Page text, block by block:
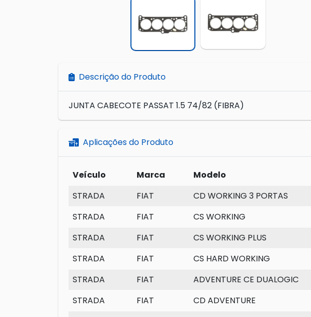
Descrição do Produto
JUNTA CABECOTE PASSAT 1.5 74/82 (FIBRA)
Aplicações do Produto
Veículo Marca Modelo
STRADA
FIAT CD WORKING 3 PORTAS
STRADA
FIAT CS WORKING
STRADA
FIAT CS WORKING PLUS
STRADA
FIAT CS HARD WORKING
STRADA
FIAT ADVENTURE CE DUALOGIC
STRADA
FIAT CD ADVENTURE